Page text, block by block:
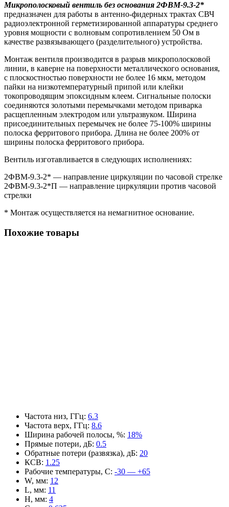
Микрополосковый вентиль без основания 2ФВМ-9.3-2*
предназначен для работы в антенно-фидерных трактах СВЧ
радиоэлектронной герметизированной аппаратуры среднего
уровня мощности с волновым сопротивлением 50 Ом в
качестве развязывающего (разделительного) устройства.
Монтаж вентиля производится в разрыв микрополосковой
линии, в каверне на поверхности металлического основания,
с плоскостностью поверхности не более 16 мкм, методом
пайки на низкотемпературный припой или клейки
токопроводящим эпоксидным клеем. Сигнальные полоски
соединяются золотыми перемычками методом приварка
расщепленным электродом или ультразвуком. Ширина
присоединительных перемычек не более 75-100% ширины
полоска ферритового прибора. Длина не более 200% от
ширины полоска ферритового прибора.
Вентиль изготавливается в следующих исполнениях:
2ФВМ-9.3-2* — направление циркуляции по часовой стрелке
2ФВМ-9.3-2*П — направление циркуляции против часовой
стрелки
* Монтаж осуществляется на немагнитное основание.
Похожие товары
Частота низ, ГГц: 6.3
Частота верх, ГГц: 8.6
Ширина рабочей полосы, %: 18%
Прямые потери, дБ: 0.5
Обратные потери (развязка), дБ: 20
КСВ: 1.25
Рабочие температуры, С: -30 — +65
W, мм: 12
L, мм: 11
H, мм: 4